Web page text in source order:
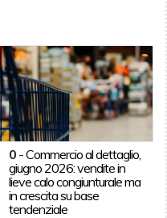
0 -Commercio al dettaglio,
giugno 2026: vendite in
lieve calo congiunturale ma
in crescita su base
tendenziale